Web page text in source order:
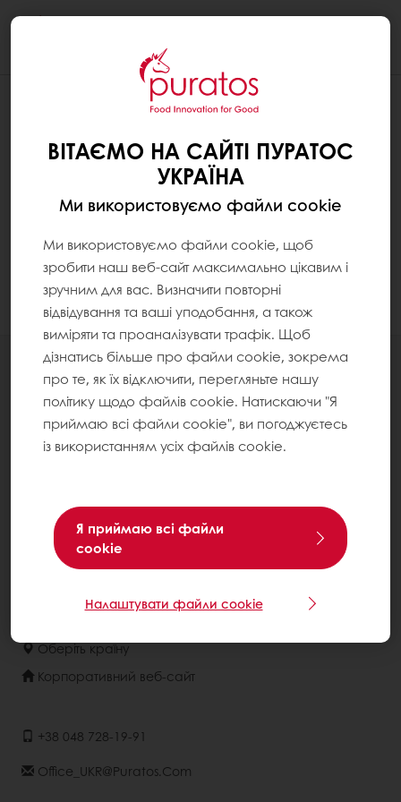
ВІТАЄМО НА САЙТІ ПУРАТОС
УКРАЇНА
Ми використовуємо файли cookie
Ми використовуємо файли cookie, щоб
зробити наш веб-сайт максимально цікавим і
зручним для вас. Визначити повторні
відвідування та ваші уподобання, а також
виміряти та проаналізувати трафік. Щоб
дізнатись більше про файли cookie, зокрема
про те, як їх відключити, перегляньте нашу
політику щодо файлів cookie. Натискаючи "Я
приймаю всі файли cookie", ви погоджуєтесь
із використанням усіх файлів cookie.
Я приймаю всі файли
cookie
Налаштувати файли cookie
Всі продукти
Рецепти
Центри підтримки споживачів
Розуміння споживачів
Про компанію
Новини
Контакти
Умови використання
Оберіть країну
Корпоративний веб-сайт
+38 048 728-19-91
Office_UKR@puratos.com